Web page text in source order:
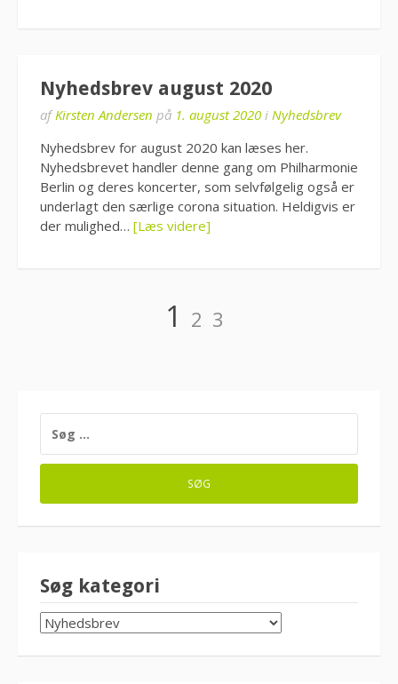
Nyhedsbrev august 2020
afKirsten Andersen på 1. august 2020 i Nyhedsbrev
Nyhedsbrev for august 2020 kan læses her.
Nyhedsbrevet handler denne gang om Philharmonie
Berlin og deres koncerter, som selvfølgelig også er
underlagt den særlige corona situation. Heldigvis er
der mulighed… [Læs videre]
Indlægsinddeling
Side
1 Side
2 Side
3
EFTER:
Søg kategori
SØG
KATEGORI